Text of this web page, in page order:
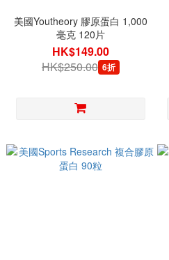
美國Youtheory 膠原蛋白 1,000
毫克 120片
HK$149.00
HK$250.00 6折